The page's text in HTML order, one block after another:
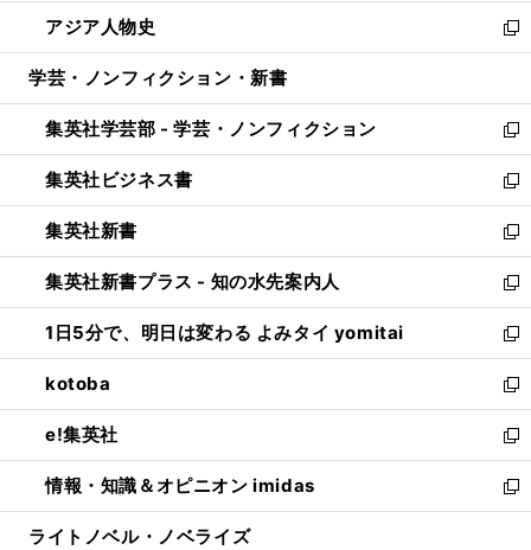
く
で
開
ド
ウ
開
く
ウ
ィ
ン
ウ
で
開
く
し
い
ウ
ン
ド
ウ
で
開
く
アジア人物史
新
し
ウ
ィ
ン
ド
ウ
で
開
く
学芸・ノンフィクション・新書
集英社学芸部 - 学芸・ノンフィクション
新
し
い
ウ
ィ
ン
ド
ウ
で
開
く
集英社ビジネス書
新
し
い
ウ
ィ
ン
ド
ウ
で
開
く
集英社新書
新
し
い
ウ
ィ
ン
ド
ウ
で
開
く
集英社新書プラス - 知の水先案内人
新
し
い
ウ
ィ
ン
ド
ウ
で
開
1日5分で、明日は変わる よみタイ yomitai
新
し
い
ウ
ィ
ン
ド
ウ
kotoba
新
し
い
ウ
ィ
ン
e!集英社
新
し
い
ウ
情報・知識＆オピニオン imidas
新
し
ライトノベル・ノベライズ